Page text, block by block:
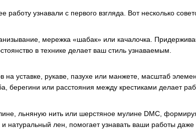
узнавали с первого взгляда. Вот несколько
мережка «шабак» или качалочка.
в технике делает ваш стиль узнаваемым.
на уставке, рукаве, пазухе или манжете, масштаб
берегини или расстояния между крестиками делает
льняную нить или шерстяное мулине DMC,
натуральный лен, помогает узнавать ваши работы даже